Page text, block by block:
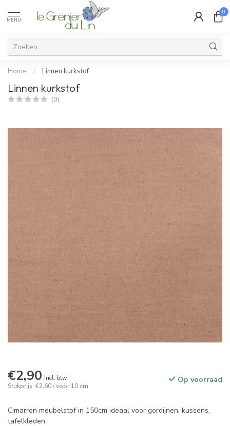
MENU
0
Home / Linnen kurkstof
Linnen kurkstof
(0)
€2,90 Incl. btw
Stukprijs: €2,60 / voor 10 cm
Op voorraad
Cimarron meubelstof in 150cm ideaal voor gordijnen, kussens,
tafelkleden